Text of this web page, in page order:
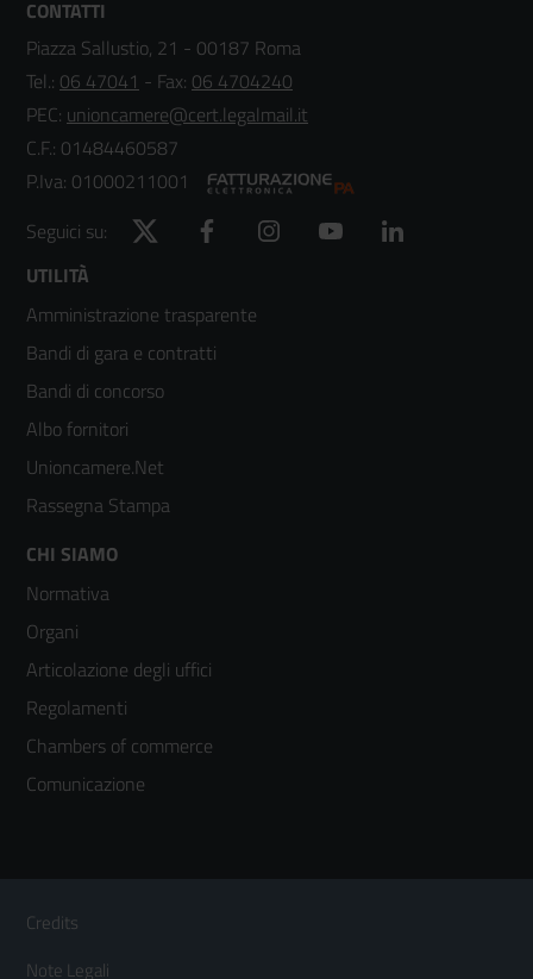
CONTATTI
Piazza Sallustio, 21 - 00187 Roma
Tel.: 06 47041 - Fax: 06 4704240
PEC: unioncamere@cert.legalmail.it
C.F.: 01484460587
P.Iva: 01000211001
Seguici su:
Twitter Facebook Instagram YouTube
Footer
menù
colonna
2
UTILITÀ
Amministrazione trasparente
Bandi di gara e contratti
Bandi di concorso
Albo fornitori
Unioncamere.Net
Rassegna Stampa
Footer
menù
colonna
3
CHI SIAMO
Normativa
Organi
Articolazione degli uffici
Regolamenti
Chambers of commerce
Comunicazione
Footer
Menù
Credits
Note Legali